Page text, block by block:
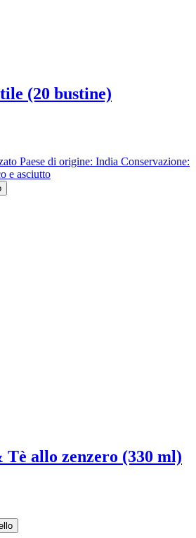
(20 bustine)
Paese di origine: India Conservazione:
e asciutto
allo zenzero (330 ml)